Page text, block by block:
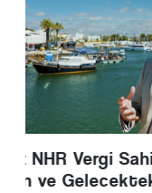
Lüks yeni
dönüyor